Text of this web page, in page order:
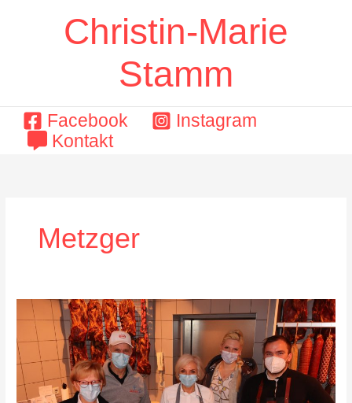
Christin-Marie
Stamm
Facebook
Instagram
Kontakt
Metzger
der
Metzgerei
des
Obermeisters
der